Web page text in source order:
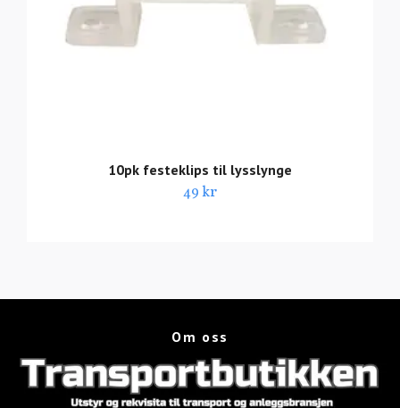
10pk festeklips til lysslynge
49 kr
Om oss